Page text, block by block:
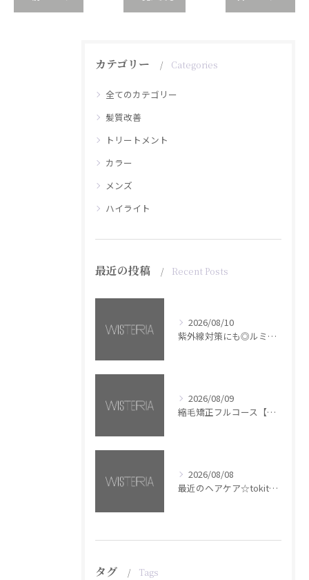
カテゴリー Categories
全てのカテゴリー
髪質改善
トリートメント
カラー
メンズ
ハイライト
最近の投稿 Recent Posts
2026/08/10
紫外線対策にも◎ルミナススプレー【銀座・美容室WISTERIA】
2026/08/09
縮毛矯正フルコース【銀座・美容室WISTERIA】
2026/08/08
最近のヘアケア☆tokita【銀座・美容室WISTERIA】
タグ Tags